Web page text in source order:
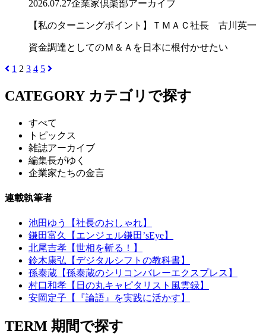
2026.07.27企業家倶楽部アーカイブ
【私のターニングポイント】ＴＭＡＣ社長 古川英一
資金調達としてのＭ＆Ａを日本に根付かせたい
1 2 3 4 5
CATEGORY カテゴリで探す
すべて
トピックス
雑誌アーカイブ
編集長がゆく
企業家たちの金言
連載執筆者
池田ゆう【社長のおしゃれ】
鎌田富久【エンジェル鎌田’sEye】
北尾吉孝【世相を斬る！】
鈴木康弘【デジタルシフトの教科書】
孫泰蔵【孫泰蔵のシリコンバレーエクスプレス】
村口和孝【日の丸キャピタリスト風雲録】
安岡定子【『論語』を実践に活かす】
TERM 期間で探す